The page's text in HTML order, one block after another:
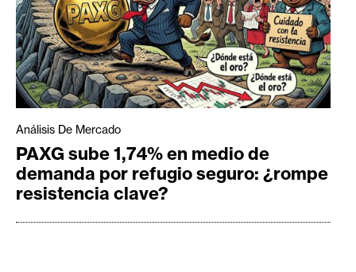
Análisis De Mercado
PAXG sube 1,74% en medio de
demanda por refugio seguro: ¿rompe
resistencia clave?